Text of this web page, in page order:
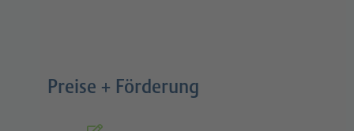
Preise + Förderung